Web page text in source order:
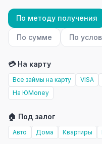
По методу получения
По сумме По
💳 На карту
Все займы на карту VISA
На ЮMoney
🏠 Под залог
Авто Дома Квартиры